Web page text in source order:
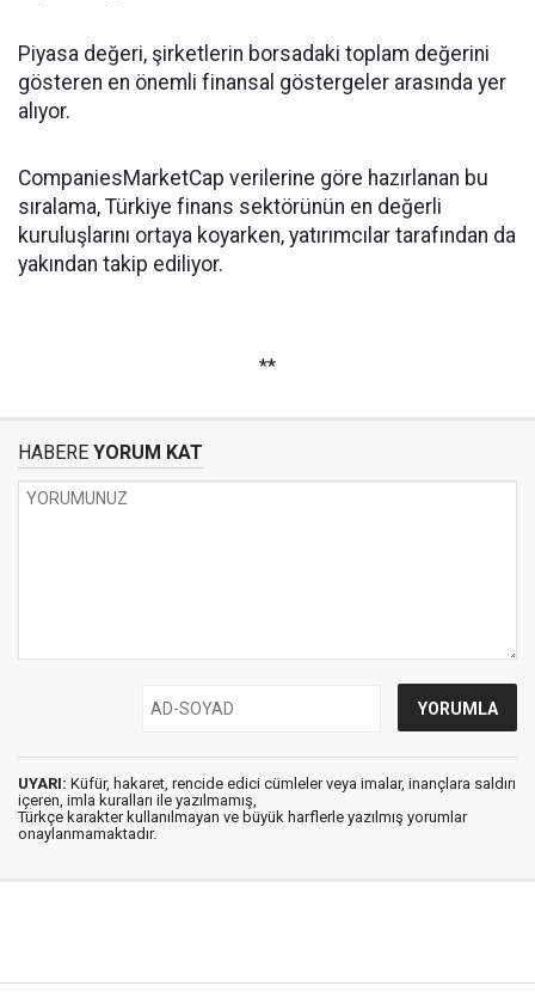
Piyasa değeri, şirketlerin borsadaki toplam değerini
gösteren en önemli finansal göstergeler arasında yer
alıyor.
CompaniesMarketCap verilerine göre hazırlanan bu
sıralama, Türkiye finans sektörünün en değerli
kuruluşlarını ortaya koyarken, yatırımcılar tarafından da
yakından takip ediliyor.
**
HABERE YORUM KAT
UYARI: Küfür, hakaret, rencide edici cümleler veya imalar, inançlara saldırı
içeren, imla kuralları ile yazılmamış,
Türkçe karakter kullanılmayan ve büyük harflerle yazılmış yorumlar
onaylanmamaktadır.